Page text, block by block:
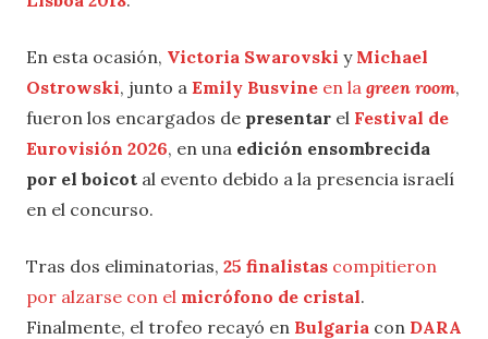
En esta ocasión, Victoria Swarovski y Michael
Ostrowski, junto a Emily Busvine en la green room,
fueron los encargados de presentar el Festival de
Eurovisión 2026, en una edición ensombrecida
por el boicot al evento debido a la presencia israelí
en el concurso.
Tras dos eliminatorias, 25 finalistas compitieron
por alzarse con el micrófono de cristal.
Finalmente, el trofeo recayó en Bulgaria con DARA